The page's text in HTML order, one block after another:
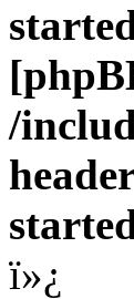
/
ï»¿